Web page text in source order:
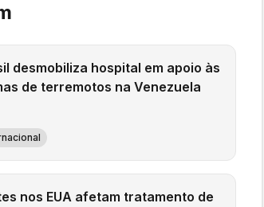
desmobiliza hospital em apoio às
de terremotos na Venezuela
nos EUA afetam tratamento de